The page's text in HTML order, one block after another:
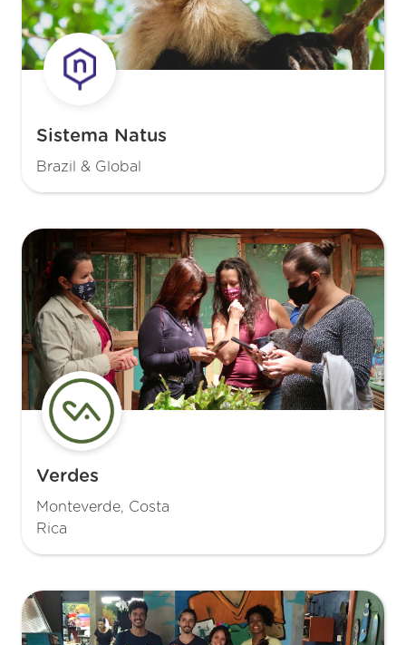
Sistema Natus
Brazil & Global
Verdes
Monteverde, Costa
Rica